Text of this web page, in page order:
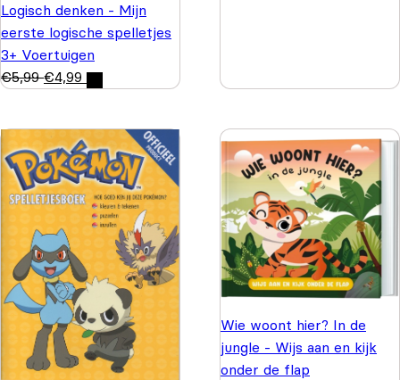
Logisch denken - Mijn
eerste logische spelletjes
3+ Voertuigen
€5,99 €4,99
Wie woont hier? In de
jungle - Wijs aan en kijk
onder de flap